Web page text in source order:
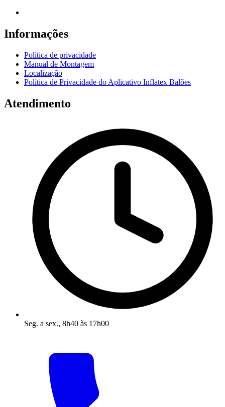
Informações
Política de privacidade
Manual de Montagem
Localização
Política de Privacidade do Aplicativo Inflatex Balões
Atendimento
Seg. a sex., 8h40 às 17h00